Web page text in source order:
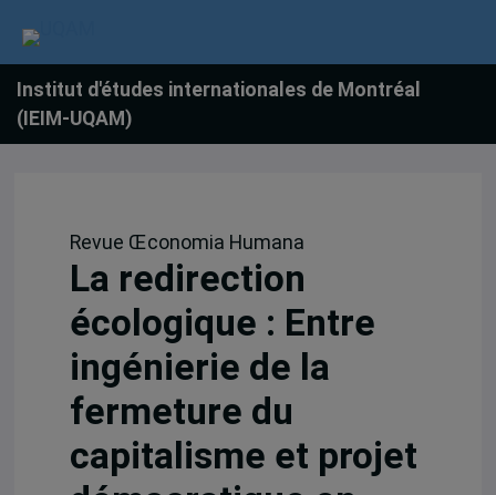
Institut d'études internationales de Montréal
(IEIM-UQAM)
Revue Œconomia Humana
La redirection
écologique : Entre
ingénierie de la
fermeture du
capitalisme et projet